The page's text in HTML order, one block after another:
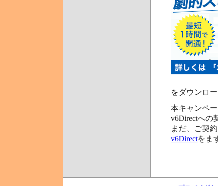
をダウンロ
本キャンペ
v6Directへの
まだ、ご契
v6Directをま